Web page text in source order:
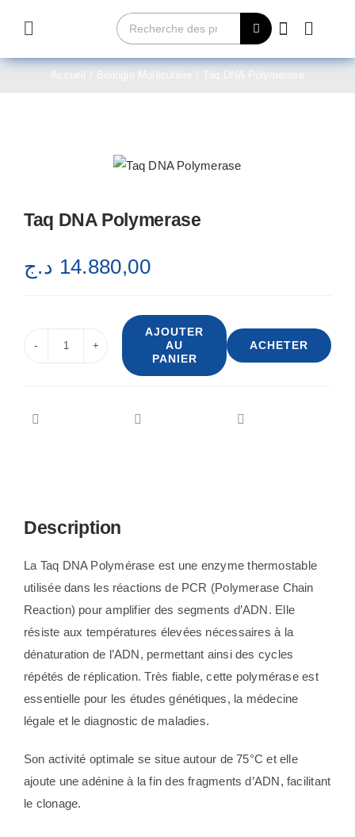
Toggle
Navigation
Home
Contact
Achetez maintenant
Rechercher:
Accueil Biologie Moléculaire Taq DNA Polymerase
Taq DNA Polymerase
14.880,00 د.ج
AJOUTER
AU
PANIER
ACHETER
Description
La Taq DNA Polymérase est une enzyme thermostable
utilisée dans les réactions de PCR (Polymerase Chain
Reaction) pour amplifier des segments d’ADN. Elle
résiste aux températures élevées nécessaires à la
dénaturation de l’ADN, permettant ainsi des cycles
répétés de réplication. Très fiable, cette polymérase est
essentielle pour les études génétiques, la médecine
légale et le diagnostic de maladies.
Son activité optimale se situe autour de 75°C et elle
ajoute une adénine à la fin des fragments d’ADN, facilitant
le clonage.